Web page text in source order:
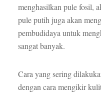
menghasilkan pule fosil,
pule putih juga akan
pembudidaya untuk
sangat banyak.
Cara yang sering
dengan cara mengikir